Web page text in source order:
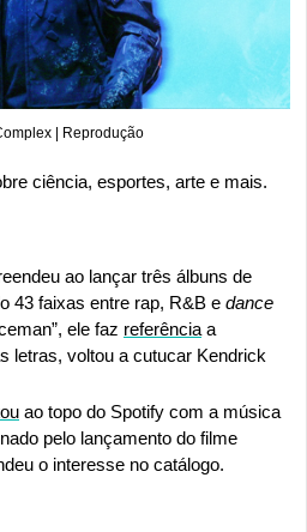
| Reprodução
ciência, esportes, arte e mais.
ao lançar três álbuns de
43 faixas entre rap, R&B e dance
ele faz referência a
letras, voltou a cutucar Kendrick
ao topo do Spotify com a música
pelo lançamento do filme
o interesse no catálogo.